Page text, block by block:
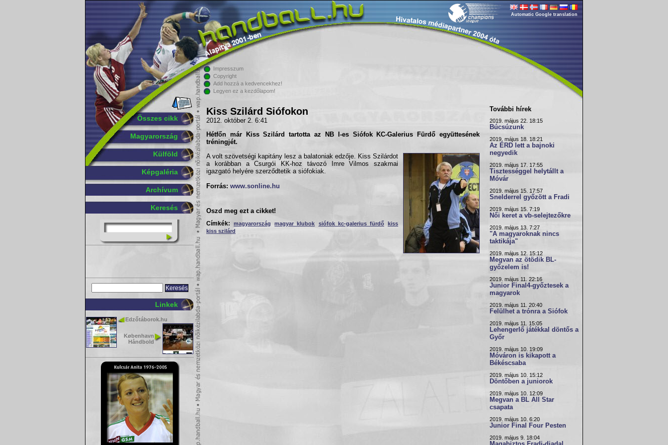
Összes cikk
Magyarország
Külföld
Képgaléria
Archívum
Keresés
Linkek
Edzőtáborok.hu
København
Håndbold
Automatic Google translation
Impresszum
Copyright
Add hozzá a kedvencekhez!
Legyen ez a kezdőlapom!
Kiss Szilárd Siófokon
2012. október 2. 6:41
Hétfőn már Kiss Szilárd tartotta az NB I-es Siófok KC-Galerius Fürdő együttesének
tréningjét.
A volt szövetségi kapitány lesz a balatoniak edzője. Kiss Szilárdot
a korábban a Csurgói KK-hoz távozó Imre Vilmos szakmai
igazgató helyére szerződtetik a siófokiak.
Forrás: www.sonline.hu
Oszd meg ezt a cikket!
Címkék:
magyarország magyar klubok siófok kc-galerius fürdő kiss
kiss szilárd
További hírek
2019. május 22. 18:15
Búcsúzunk
2019. május 18. 18:21
Az ÉRD lett a bajnoki
negyedik
2019. május 17. 17:55
Tisztességgel helytállt a
Móvár
2019. május 15. 17:57
Snelderrel győzött a Fradi
2019. május 15. 7:19
Női keret a vb-selejtezőkre
2019. május 13. 7:27
"A magyaroknak nincs
taktikája"
2019. május 12. 15:12
Megvan az ötödik BL-
győzelem is!
2019. május 11. 22:16
Junior Final4-győztesek a
magyarok
2019. május 11. 20:40
Felülhet a trónra a Siófok
2019. május 11. 15:05
Lehengerlő játékkal döntős a
Győr
2019. május 10. 19:09
Móváron is kikapott a
Békéscsaba
2019. május 10. 15:12
Döntőben a juniorok
2019. május 10. 12:09
Megvan a BL All Star
csapata
2019. május 10. 6:20
Junior Final Four Pesten
2019. május 9. 18:04